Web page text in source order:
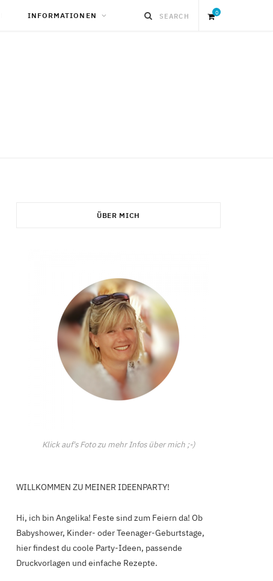
INFORMATIONEN 0
ÜBER MICH
Klick auf's Foto zu mehr Infos über mich ;-)
WILLKOMMEN ZU MEINER IDEENPARTY!
Hi, ich bin Angelika! Feste sind zum Feiern da! Ob
Babyshower, Kinder- oder Teenager-Geburtstage,
hier findest du coole Party-Ideen, passende
Druckvorlagen und einfache Rezepte.